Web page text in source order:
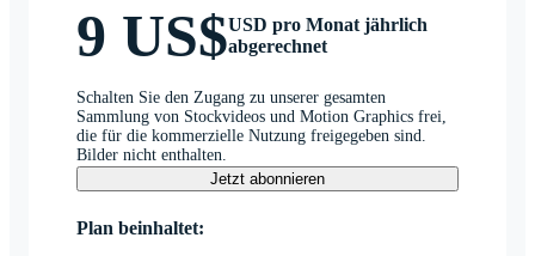
9 US$USD pro Monat jährlich
abgerechnet
Schalten Sie den Zugang zu unserer gesamten
Sammlung von Stockvideos und Motion Graphics frei,
die für die kommerzielle Nutzung freigegeben sind.
Bilder nicht enthalten.
Jetzt abonnieren
Plan beinhaltet: